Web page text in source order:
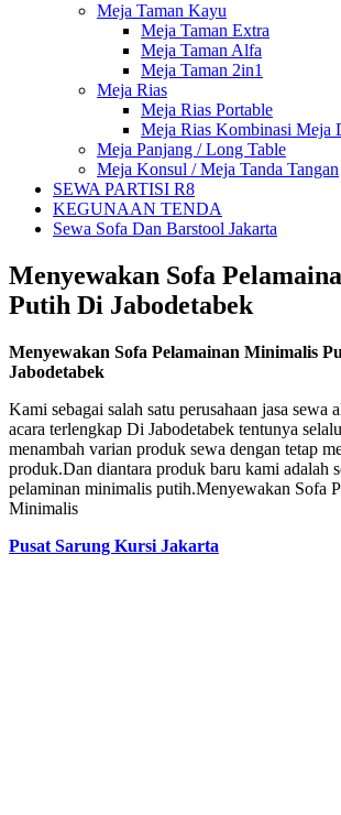
Meja Taman Kayu
Meja Taman Extra
Meja Taman Alfa
Meja Taman 2in1
Meja Rias
Meja Rias Portable
Meja Rias Kombinasi Meja
Meja Panjang / Long Table
Meja Konsul / Meja Tanda Tangan
SEWA PARTISI R8
KEGUNAAN TENDA
Sewa Sofa Dan Barstool Jakarta
Menyewakan Sofa
Putih Di Jabodetabek
Menyewakan Sofa Pelamainan Minimalis
Jabodetabek
Kami sebagai salah satu perusahaan jasa sewa
acara terlengkap Di Jabodetabek tentunya
menambah varian produk sewa dengan tetap
produk.Dan diantara produk baru kami adalah
pelaminan minimalis putih.Menyewakan Sofa
Minimalis
Pusat Sarung Kursi Jakarta